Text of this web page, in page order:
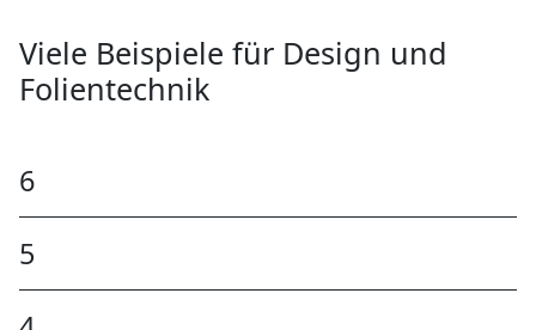
Viele Beispiele für Design und
Folientechnik
6
5